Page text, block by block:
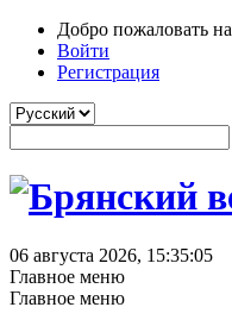
Добро пожаловать на
Войти
Регистрация
06 августа 2026, 15:35:05
Главное меню
Главное меню